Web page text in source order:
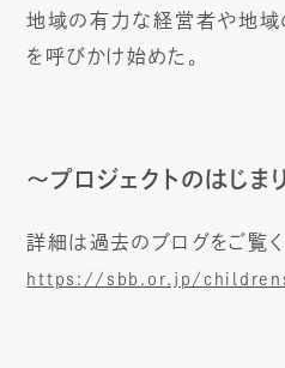
地域の有力な経営者や地
を呼びかけ始めた。
〜プロジェクトのはじま
詳細は過去のブログをご覧く
https://sbb.or.jp/